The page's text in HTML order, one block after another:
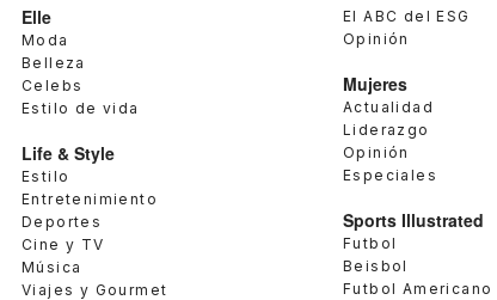
Elle
Moda
Belleza
Celebs
Estilo de vida
Life & Style
Estilo
Entretenimiento
Deportes
Cine y TV
Música
Viajes y Gourmet
El ABC del ESG
Opinión
Mujeres
Actualidad
Liderazgo
Opinión
Especiales
Sports Illustrated
Futbol
Beisbol
Futbol Americano